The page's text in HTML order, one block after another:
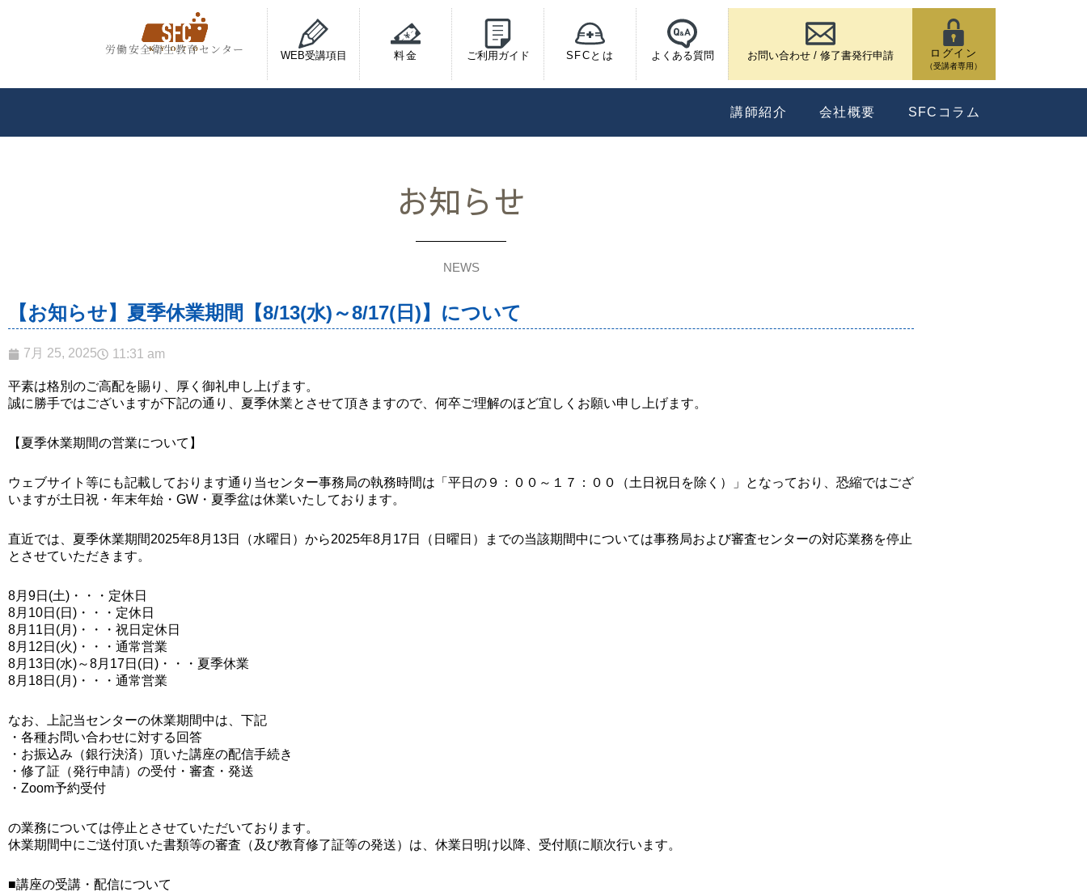
労働安全衛生教育センター WEB受講項目 料金 ご利用ガイド SFCとは よくある質問 お問い合わせ / 修了書発行申請 ログイン
（受講者専用）
講師紹介 会社概要 SFCコラム
お知らせ
NEWS
【お知らせ】夏季休業期間【8/13(水)～8/17(日)】について
7月 25, 2025 11:31 am
平素は格別のご高配を賜り、厚く御礼申し上げます。
誠に勝手ではございますが下記の通り、夏季休業とさせて頂きますので、何卒ご理解のほど宜しくお願い申し上げます。
【夏季休業期間の営業について】
ウェブサイト等にも記載しております通り当センター事務局の執務時間は「平日の９：００～１７：００（土日祝日を除く）」となっており、恐縮ではござ
いますが土日祝・年末年始・GW・夏季盆は休業いたしております。
直近では、夏季休業期間2025年8月13日（水曜日）から2025年8月17日（日曜日）までの当該期間中については事務局および審査センターの対応業務を停止
とさせていただきます。
8月9日(土)・・・定休日
8月10日(日)・・・定休日
8月11日(月)・・・祝日定休日
8月12日(火)・・・通常営業
8月13日(水)～8月17日(日)・・・夏季休業
8月18日(月)・・・通常営業
なお、上記当センターの休業期間中は、下記
・各種お問い合わせに対する回答
・お振込み（銀行決済）頂いた講座の配信手続き
・修了証（発行申請）の受付・審査・発送
・Zoom予約受付
の業務については停止とさせていただいております。
休業期間中にご送付頂いた書類等の審査（及び教育修了証等の発送）は、休業日明け以降、受付順に順次行います。
■講座の受講・配信について